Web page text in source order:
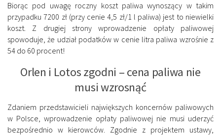
Biorąc pod uwagę roczny koszt paliwa wynoszący w takim
przypadku 7200 zł (przy cenie 4,5 zł/1 l paliwa) jest to niewielki
koszt. Z drugiej strony wprowadzenie opłaty paliwowej
spowoduje, że udział podatków w cenie litra paliwa wzrośnie z
54 do 60 procent!
Orlen i Lotos zgodni – cena paliwa nie
musi wzrosnąć
Zdaniem przedstawicieli największych koncernów paliwowych
w Polsce, wprowadzenie opłaty paliwowej nie musi uderzyć
bezpośrednio w kierowców. Zgodnie z projektem ustawy,